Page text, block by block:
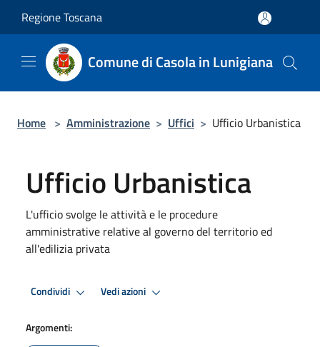
Regione Toscana
Comune di Casola in Lunigiana
Home > Amministrazione > Uffici > Ufficio Urbanistica
Ufficio Urbanistica
L'ufficio svolge le attività e le procedure
amministrative relative al governo del territorio ed
all'edilizia privata
Condividi Vedi azioni
Argomenti: